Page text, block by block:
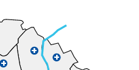
+
+
+